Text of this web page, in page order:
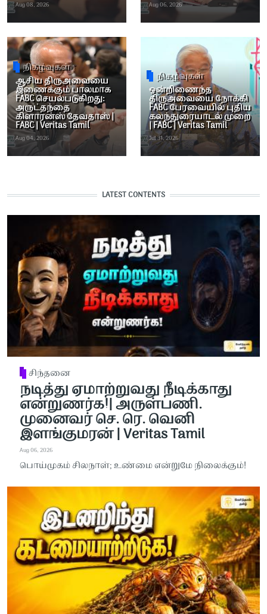
Aug 08, 2026 Aug 06, 2026
நிகழ்வுகள்
ஆசிய திருஅவையை
இணைக்கும் பாலமாக
FABC செயல்படுகிறது:
அருட்தந்தை
கிளாரன்ஸ் தேவதாஸ் |
FABC | Veritas Tamil
Aug 04, 2026
நிகழ்வுகள்
ஒன்றிணைந்த
திருஅவையை நோக்கி
FABC பேரவையில் புதிய
கலந்துரையாடல் முறை
| FABC | Veritas Tamil
Jul 31, 2026
LATEST CONTENTS
சிந்தனை
நடித்து ஏமாற்றுவது நீடிக்காது
என்றுணர்க!| அருள்பணி.
முனைவர் செ. ரெ. வெனி
இளங்குமரன் | Veritas Tamil
Aug 06, 2026
பொய்முகம் சிலநாள்; உண்மை என்றுமே நிலைக்கும்!